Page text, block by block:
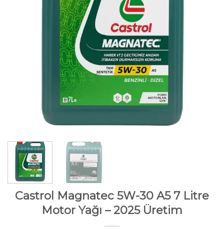
Castrol Magnatec 5W-30 A5 7 Litre
Motor Yağı – 2025 Üretim